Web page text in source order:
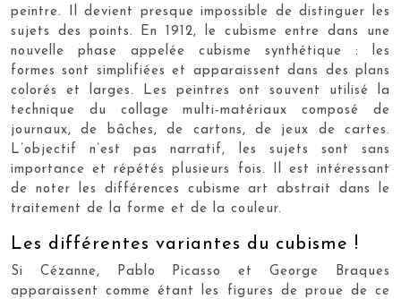
peintre. Il devient presque impossible de distinguer les
sujets des points. En 1912, le cubisme entre dans une
nouvelle phase appelée cubisme synthétique : les
formes sont simplifiées et apparaissent dans des plans
colorés et larges. Les peintres ont souvent utilisé la
technique du collage multi-matériaux composé de
journaux, de bâches, de cartons, de jeux de cartes.
L’objectif n’est pas narratif, les sujets sont sans
importance et répétés plusieurs fois. Il est intéressant
de noter les différences cubisme art abstrait dans le
traitement de la forme et de la couleur.
Les différentes variantes du cubisme !
Si Cézanne, Pablo Picasso et George Braques
apparaissent comme étant les figures de proue de ce